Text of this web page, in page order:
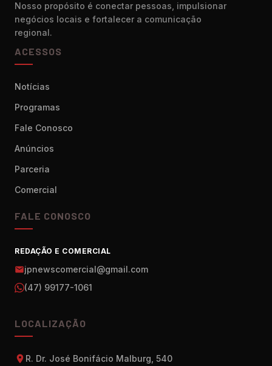
Nosso propósito é conectar pessoas, impulsionar
negócios locais e fortalecer a comunicação
regional.
ACESSOS
Notícias
Programas
Fale Conosco
Anúncios
Parceria
Comercial
FALE CONOSCO
REDAÇÃO E COMERCIAL
jpnewscomercial@gmail.com
(47) 99177-1061
LOCALIZAÇÃO
R. Dr. José Bonifácio Malburg, 540